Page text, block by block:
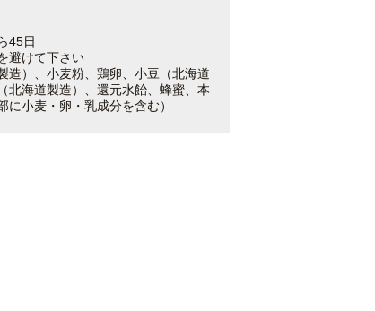
45日
避けて下さい
造）、小麦粉、鶏卵、小豆（北海道
北海道製造）、還元水飴、蜂蜜、本
に小麦・卵・乳成分を含む）